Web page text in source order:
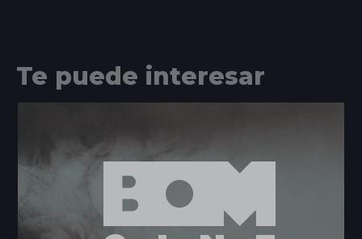
Te puede interesar